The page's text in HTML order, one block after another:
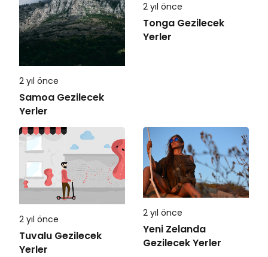
2 yıl önce
Samoa Gezilecek
Yerler
2 yıl önce
Tonga Gezilecek
Yerler
2 yıl önce
Tuvalu Gezilecek
Yerler
2 yıl önce
Yeni Zelanda
Gezilecek Yerler